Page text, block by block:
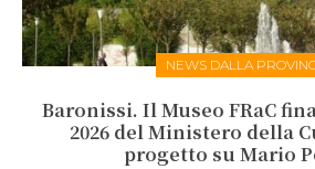
NEWS DALLA
Baronissi. Il Museo FRaC
2026 del Ministero della
progetto su Mario